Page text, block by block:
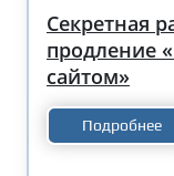
Секретная
продление
сайтом»
Подробнее